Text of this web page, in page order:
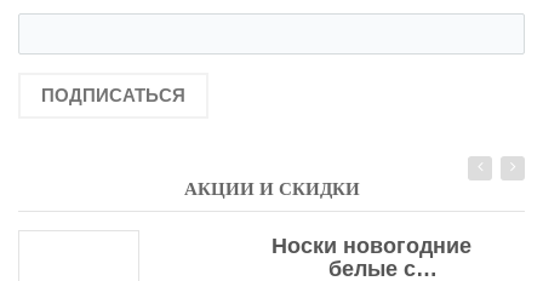
ПОДПИСАТЬСЯ
АКЦИИ И СКИДКИ
Носки новогодние
белые с